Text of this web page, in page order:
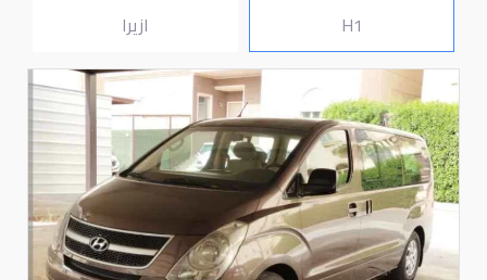
H1 ازيرا